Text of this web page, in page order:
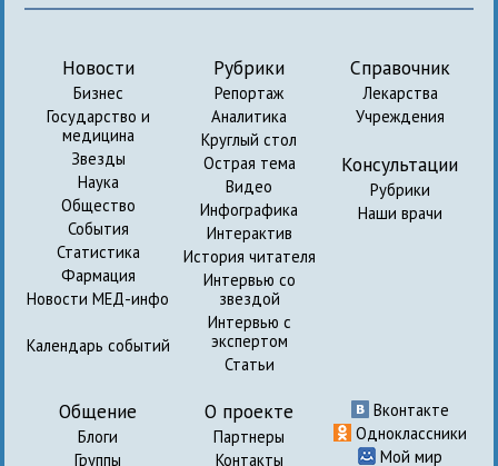
Новости
Бизнес
Государство и
медицина
Звезды
Наука
Общество
События
Статистика
Фармация
Новости МЕД-инфо
Календарь событий
Рубрики
Репортаж
Аналитика
Круглый стол
Острая тема
Видео
Инфографика
Интерактив
История читателя
Интервью со
звездой
Интервью с
экспертом
Статьи
Справочник
Лекарства
Учреждения
Консультации
Рубрики
Наши врачи
Общение
Блоги
Группы
О проекте
Партнеры
Контакты
Вконтакте
Одноклассники
Мой мир